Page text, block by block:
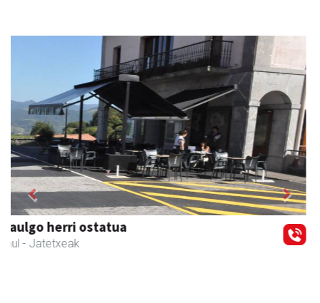
Amonarriz iturgintza S. L.
Larraul - Iturgintza
Previous Next